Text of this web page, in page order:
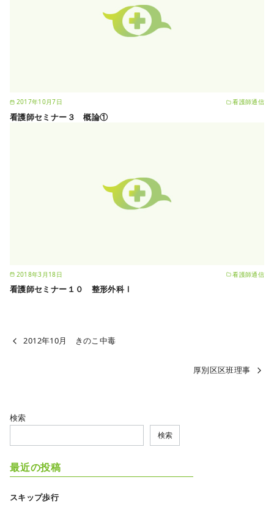
2017年10月7日 看護師通信
看護師セミナー３ 概論①
2018年3月18日 看護師通信
看護師セミナー１０ 整形外科Ⅰ
2012年10月 きのこ中毒
厚別区区班理事
検索
検索
最近の投稿
スキップ歩行